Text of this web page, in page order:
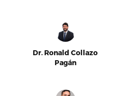
Dr. Ronald Collazo
Pagán